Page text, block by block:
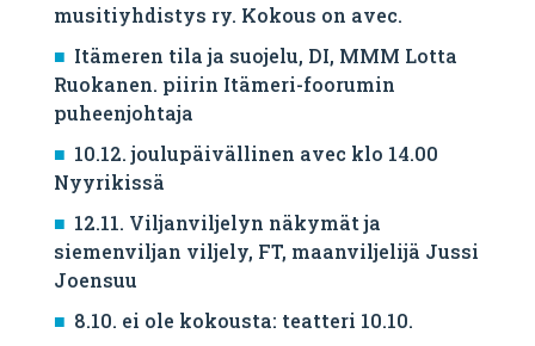
musitiyhdistys ry. Kokous on avec.
Itämeren tila ja suojelu, DI, MMM Lotta
Ruokanen. piirin Itämeri-foorumin
puheenjohtaja
10.12. joulupäivällinen avec klo 14.00
Nyyrikissä
12.11. Viljanviljelyn näkymät ja
siemenviljan viljely, FT, maanviljelijä Jussi
Joensuu
8.10. ei ole kokousta: teatteri 10.10.